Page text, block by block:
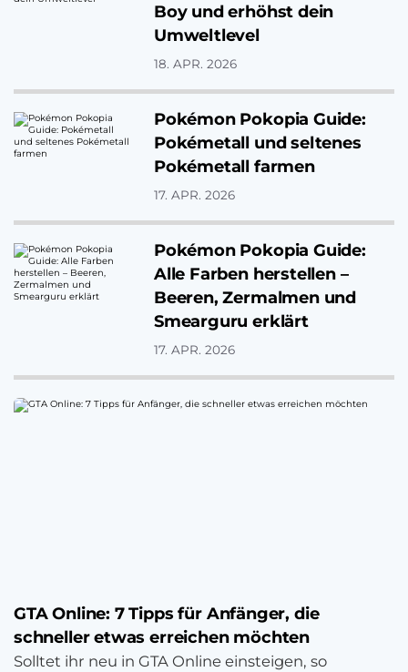
Boy und erhöhst dein
Umweltlevel
18. APR. 2026
Pokémon Pokopia Guide:
Pokémetall und seltenes
Pokémetall farmen
17. APR. 2026
Pokémon Pokopia Guide:
Alle Farben herstellen –
Beeren, Zermalmen und
Smearguru erklärt
17. APR. 2026
GTA Online: 7 Tipps für Anfänger, die
schneller etwas erreichen möchten
Solltet ihr neu in GTA Online einsteigen, so